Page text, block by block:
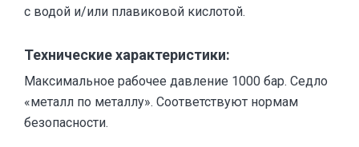
с водой и/или плавиковой кислотой.
Технические характеристики:
Максимальное рабочее давление 1000 бар. Седло
«металл по металлу». Соответствуют нормам
безопасности.